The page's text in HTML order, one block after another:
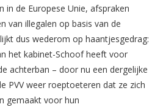
in de Europese Unie, afspraken
van illegalen op basis van de
dus wederom op haantjesgedrag:
het kabinet-Schoof heeft voor
achterban – door nu een dergelijke
PVV weer roeptoeteren dat ze zich
gemaakt voor hun